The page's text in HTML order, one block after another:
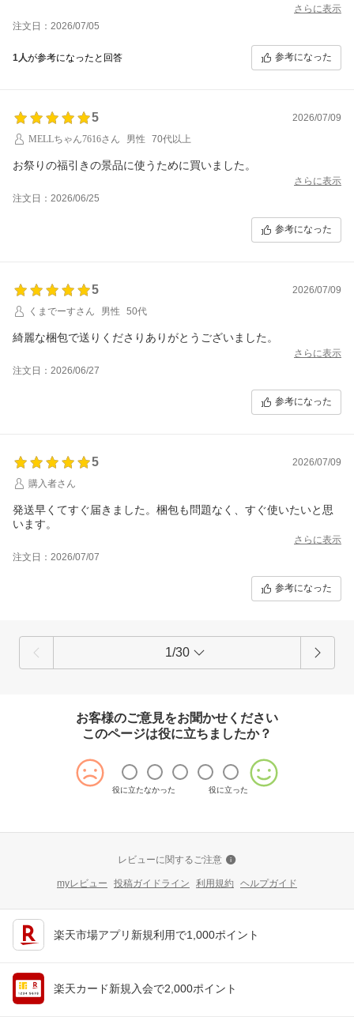
さらに表示
注文日：2026/07/05
1人が参考になったと回答 参考になった
5
2026/07/09
MELLちゃん7616さん
男性 70代以上
お祭りの福引きの景品に使うために買いました。
さらに表示
注文日：2026/06/25
参考になった
5
2026/07/09
くまでーすさん
男性 50代
綺麗な梱包で送りくださりありがとうございました。
さらに表示
注文日：2026/06/27
参考になった
5
2026/07/09
購入者さん
発送早くてすぐ届きました。梱包も問題なく、すぐ使いたいと思
います。
さらに表示
注文日：2026/07/07
参考になった
1/30
お客様のご意見をお聞かせください
このページは役に立ちましたか？
役に立たなかった 役に立った
レビューに関するご注意
myレビュー 投稿ガイドライン 利用規約 ヘルプガイド
楽天市場アプリ新規利用で1,000ポイント
楽天カード新規入会で2,000ポイント